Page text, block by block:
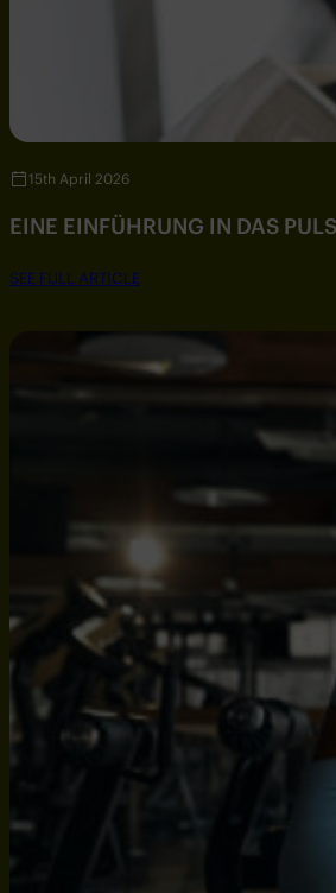
15th April 2026
EINE EINFÜHRUNG IN DAS
SEE FULL ARTICLE